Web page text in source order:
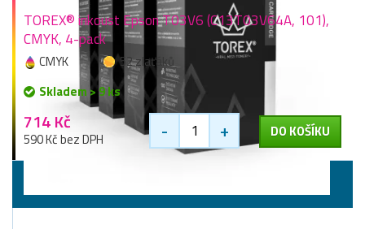
TOREX® inkoust Epson T03V6 (C13T03V64A, 101),
CMYK, 4-pack
CMYK
52 zlaťáků
Skladem > 9 ks
714 Kč
590 Kč bez DPH - + DO KOŠÍKU